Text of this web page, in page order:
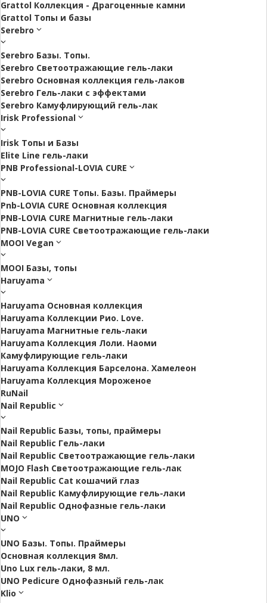
Grattol Коллекция - Драгоценные камни
Grattol Топы и базы
Serebro
Serebro Базы. Топы.
Serebro Светоотражающие гель-лаки
Serebro Основная коллекция гель-лаков
Serebro Гель-лаки с эффектами
Serebro Камуфлирующий гель-лак
Irisk Professional
Irisk Топы и Базы
Elite Line гель-лаки
PNB Professional-LOVIA CURE
PNB-LOVIA CURE Топы. Базы. Праймеры
Pnb-LOVIA CURE Основная коллекция
PNB-LOVIA CURE Магнитные гель-лаки
PNB-LOVIA CURE Cветоотражающие гель-лаки
MOOI Vegan
MOOI Базы, топы
Haruyama
Haruyama Основная коллекция
Haruyama Коллекции Рио. Love.
Haruyama Магнитные гель-лаки
Haruyama Коллекция Лоли. Наоми
Камуфлирующие гель-лаки
Haruyama Коллекция Барселона. Хамелеон
Haruyama Коллекция Мороженое
RuNail
Nail Republic
Nail Republic Базы, топы, праймеры
Nail Republic Гель-лаки
Nail Republic Светоотражающие гель-лаки
MOJO Flash Светоотражающие гель-лак
Nail Republic Cat кошачий глаз
Nail Republic Камуфлирующие гель-лаки
Nail Republic Однофазные гель-лаки
UNO
UNO Базы. Топы. Праймеры
Основная коллекция 8мл.
Uno Lux гель-лаки, 8 мл.
UNO Pedicure Однофазный гель-лак
Klio